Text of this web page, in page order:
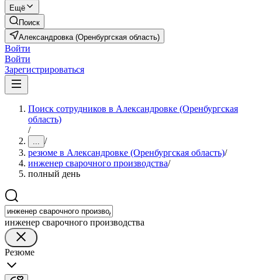
Ещё
Поиск
Александровка (Оренбургская область)
Войти
Войти
Зарегистрироваться
Поиск сотрудников в Александровке (Оренбургская
область)
/
... /
резюме в Александровке (Оренбургская область)/
инженер сварочного производства/
полный день
инженер сварочного производства
Резюме